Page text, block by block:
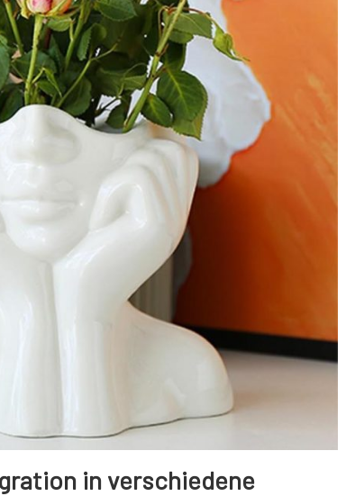
in verschiedene